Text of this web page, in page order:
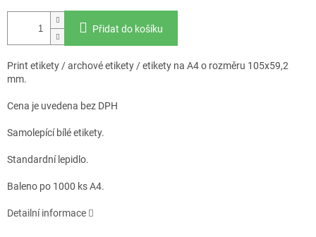
Přidat do košíku
Print etikety / archové etikety / etikety na A4 o rozměru 105x59,2
mm.
Cena je uvedena bez DPH
Samolepící bílé etikety.
Standardní lepidlo.
Baleno po 1000 ks A4.
Detailní informace